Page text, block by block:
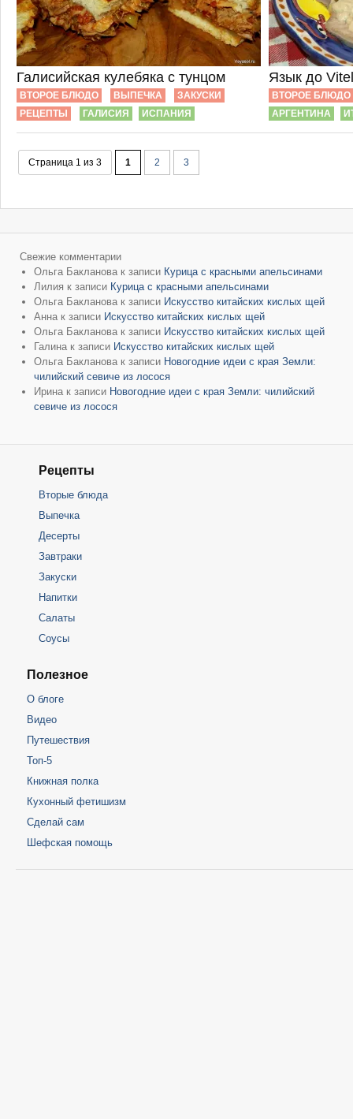
Галисийская кулебяка с тунцом
ВТОРОЕ БЛЮДО ВЫПЕЧКА
ЗАКУСКИ
РЕЦЕПТЫ
ГАЛИСИЯ ИСПАНИЯ
Язык до
ВТОРОЕ БЛЮДО
АРГЕНТИНА
Страница 1 из 3 1 2 3
Свежие комментарии
Ольга Бакланова к записи Курица с красными апельсинами
Лилия к записи Курица с красными апельсинами
Ольга Бакланова к записи Искусство китайских кислых щей
Анна к записи Искусство китайских кислых щей
Ольга Бакланова к записи Искусство китайских кислых щей
Галина к записи Искусство китайских кислых щей
Ольга Бакланова к записи Новогодние идеи с края Земли:
чилийский севиче из лосося
Ирина к записи Новогодние идеи с края Земли: чилийский
севиче из лосося
Рецепты
Вторые блюда
Выпечка
Десерты
Завтраки
Закуски
Напитки
Салаты
Соусы
Полезное
О блоге
Видео
Путешествия
Топ-5
Книжная полка
Кухонный фетишизм
Сделай сам
Шефская помощь